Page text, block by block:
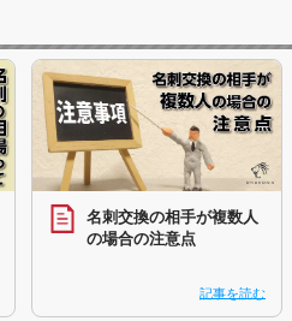
名刺交換の相手が複数人
の場合の注意点
記事を読む